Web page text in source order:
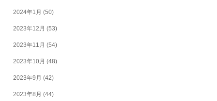
2024年1月 (50)
2023年12月 (53)
2023年11月 (54)
2023年10月 (48)
2023年9月 (42)
2023年8月 (44)